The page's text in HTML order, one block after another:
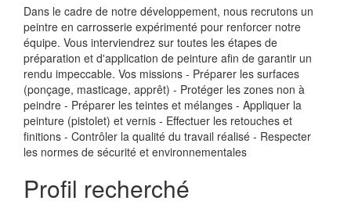
Dans le cadre de notre développement, nous recrutons un
peintre en carrosserie expérimenté pour renforcer notre
équipe. Vous interviendrez sur toutes les étapes de
préparation et d'application de peinture afin de garantir un
rendu impeccable. Vos missions - Préparer les surfaces
(ponçage, masticage, apprêt) - Protéger les zones non à
peindre - Préparer les teintes et mélanges - Appliquer la
peinture (pistolet) et vernis - Effectuer les retouches et
finitions - Contrôler la qualité du travail réalisé - Respecter
les normes de sécurité et environnementales
Profil recherché